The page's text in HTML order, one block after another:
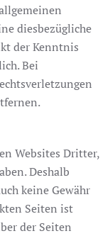
diesbezügliche
der Kenntnis
Bei
Websites Dritter,
Deshalb
keine Gewähr
Seiten ist
der Seiten